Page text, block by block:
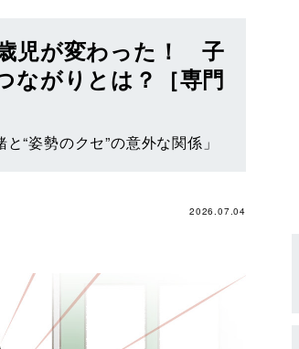
児が変わった！ 子
ながりとは？［専門
“姿勢のクセ”の意外な関係」
2026.07.04